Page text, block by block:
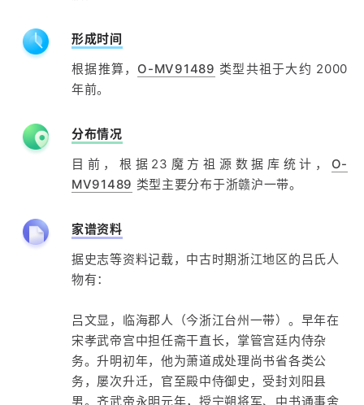
形成时间
根据推算， O-MV91489 类型共祖于大约 2000
年前。
分布情况
目前，根据23魔方祖源数据库统计， O-
MV91489 类型主要分布于浙赣沪一带。
家谱资料
据史志等资料记载，中古时期浙江地区的吕氏人
物有：
吕文显，临海郡人（今浙江台州一带）。早年在
宋孝武帝宫中担任斋干直长，掌管宫廷内侍杂
务。升明初年，他为萧道成处理尚书省各类公
务，屡次升迁，官至殿中侍御史，受封刘阳县
男。齐武帝永明元年，授宁朔将军、中书通事舍